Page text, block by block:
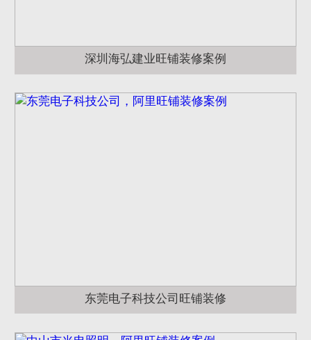
深圳海弘建业旺铺装修案例
东莞电子科技公司旺铺装修